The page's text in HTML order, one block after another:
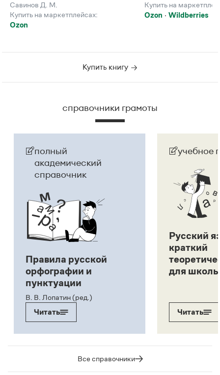
Савинов Д. М.
Купить на маркетплейсах:
Ozon
Купить на
Ozon
Wildberries
Купить книгу
справочники грамоты
полный
академический
справочник
Правила русской
орфографии и
пунктуации
В. В. Лопатин (ред.)
Читать
учебное
Русский
краткий
для
Читать
Все справочники